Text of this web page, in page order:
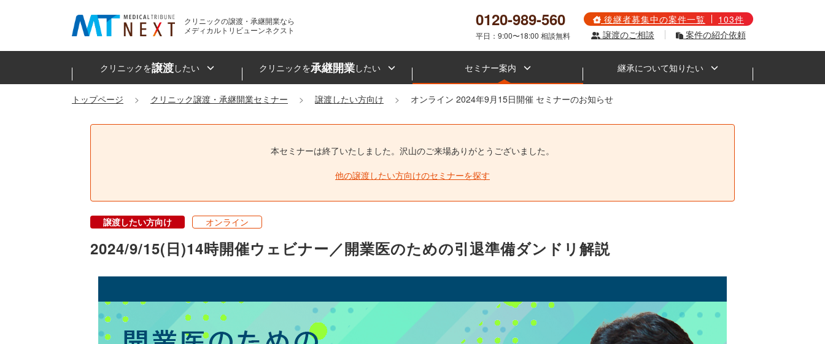
クリニックの譲渡・承継開業なら
メディカルトリビューンネクスト
0120-989-560
平日：9:00〜18:00 相談無料
後継者募集中の案件一覧
103件
譲渡のご相談
案件の紹介依頼
クリニックを譲渡したい クリニックを承継開業したい セミナー案内 継承について知りたい
トップページ クリニック譲渡・承継開業セミナー 譲渡したい方向け オンライン 2024年9月15日開催 セミナーのお知らせ
本セミナーは終了いたしました。 沢山のご来場ありがとうございました。
他の譲渡したい方向けのセミナーを探す
譲渡したい方向け オンライン
2024/9/15(日)14時開催ウェビナー／開業医のための引退準備ダンドリ解説